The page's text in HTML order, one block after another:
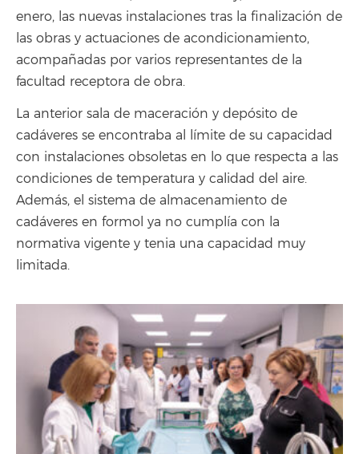
enero, las nuevas instalaciones tras la finalización de
las obras y actuaciones de acondicionamiento,
acompañadas por varios representantes de la
facultad receptora de obra.
La anterior sala de maceración y depósito de
cadáveres se encontraba al límite de su capacidad
con instalaciones obsoletas en lo que respecta a las
condiciones de temperatura y calidad del aire.
Además, el sistema de almacenamiento de
cadáveres en formol ya no cumplía con la
normativa vigente y tenia una capacidad muy
limitada.